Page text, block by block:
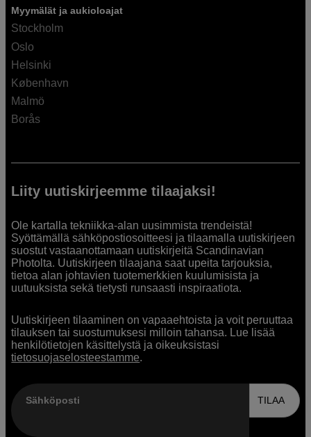
Myymälät ja aukioloajat
Stockholm
Oslo
Helsinki
København
Malmö
Borås
Liity uutiskirjeemme tilaajaksi!
Ole kartalla tekniikka-alan uusimmista trendeistä!
Syöttämällä sähköpostiosoitteesi ja tilaamalla uutiskirjeen
suostut vastaanottamaan uutiskirjeitä Scandinavian
Photolta. Uutiskirjeen tilaajana saat upeita tarjouksia,
tietoa alan johtavien tuotemerkkien kuulumisista ja
uutuuksista sekä tietysti runsaasti inspiraatiota.
Uutiskirjeen tilaaminen on vapaaehtoista ja voit peruuttaa
tilauksen tai suostumuksesi milloin tahansa. Lue lisää
henkilötietojen käsittelystä ja oikeuksistasi
tietosuojaselosteestamme.
Sähköposti TILAA